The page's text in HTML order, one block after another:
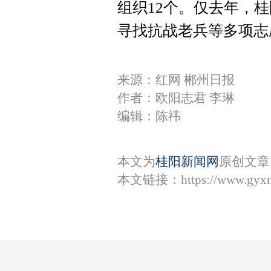
组织12个。仅去年，
寻找抗战老兵等多项
来源：红网 郴州日报
作者：欧阳志君 李琳
编辑：陈祎
本文为桂阳新闻网 原创文
本文链接： https://